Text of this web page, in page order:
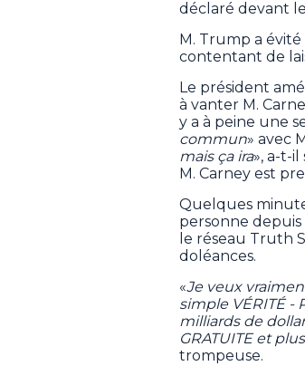
déclaré devant
M. Trump a
contentant de
Le président
à vanter M.
y a à peine une
commun» avec
mais ça ira», a-t-
M. Carney est
Quelques
personne
le réseau Truth
doléances.
«Je veux
simple VÉRITÉ -
milliards de
GRATUITE et
trompeuse.